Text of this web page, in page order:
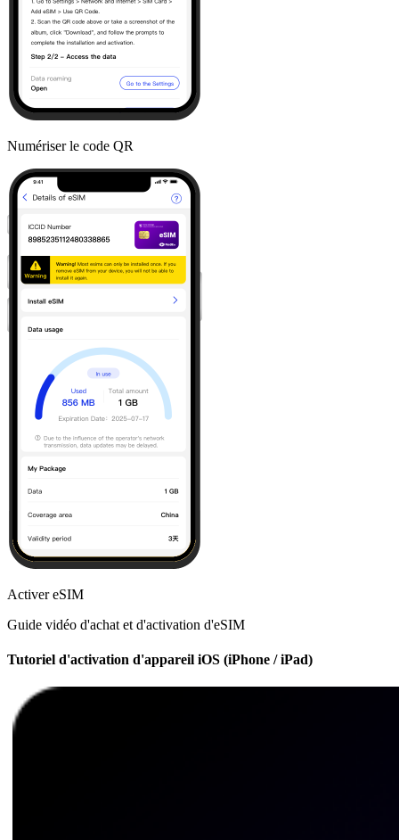
Numériser le code QR
Activer eSIM
Guide vidéo d'achat et d'activation d'eSIM
Tutoriel d'activation d'appareil iOS (iPhone / iPad)